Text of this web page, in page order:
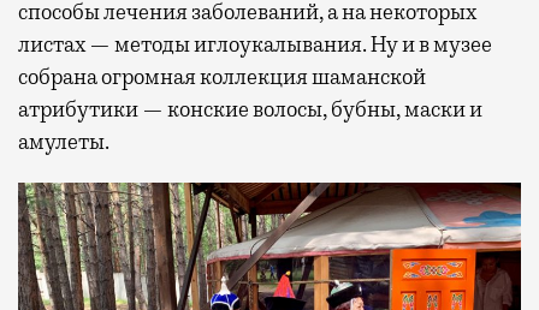
способы лечения заболеваний, а на некоторых
листах — методы иглоукалывания. Ну и в музее
собрана огромная коллекция шаманской
атрибутики — конские волосы, бубны, маски и
амулеты.